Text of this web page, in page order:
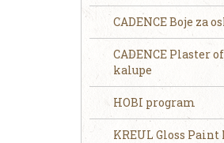
CADENCE Boje za
CADENCE Plaster
kalupe
HOBI program
KREUL Gloss